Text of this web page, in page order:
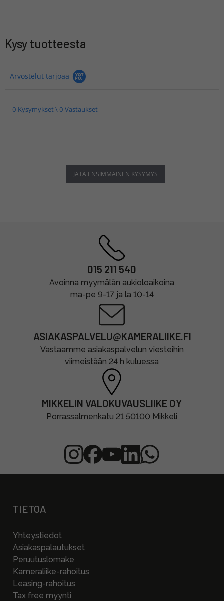
Kysy tuotteesta
Arvostelut tarjoaa
0 Kysymykset \ 0 Vastaukset
JÄTÄ ENSIMMÄINEN KYSYMYS
015 211 540
Avoinna myymälän aukioloaikoina
ma-pe 9-17 ja la 10-14
ASIAKASPALVELU@KAMERALIIKE.FI
Vastaamme asiakaspalvelun viesteihin
viimeistään 24 h kuluessa
MIKKELIN VALOKUVAUSLIIKE OY
Porrassalmenkatu 21 50100 Mikkeli
TIETOA
Yhteystiedot
Asiakaspalautukset
Peruutuslomake
Kameraliike-rahoitus
Leasing-rahoitus
Tax free myynti